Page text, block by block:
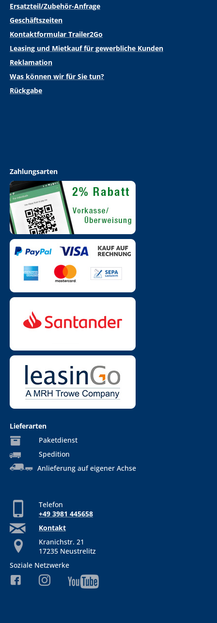
Ersatzteil/Zubehör-Anfrage
Geschäftszeiten
Kontaktformular Trailer2Go
Leasing und Mietkauf für gewerbliche Kunden
Reklamation
Was können wir für Sie tun?
Rückgabe
Zahlungsarten
Lieferarten
Paketdienst
Spedition
Anlieferung auf eigener Achse
Telefon
+49 3981 445658
Kontakt
Kranichstr. 21
17235 Neustrelitz
Soziale Netzwerke